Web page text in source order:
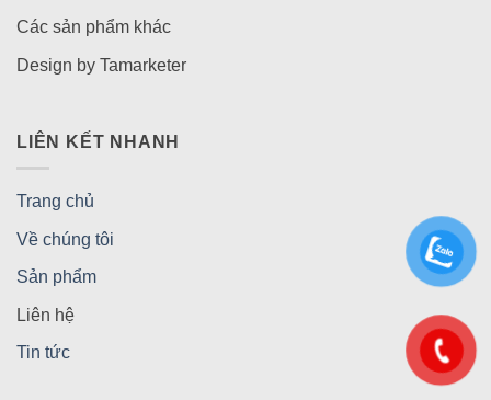
Các sản phẩm khác
Design by Tamarketer
LIÊN KẾT NHANH
Trang chủ
Về chúng tôi
Sản phẩm
Liên hệ
Tin tức